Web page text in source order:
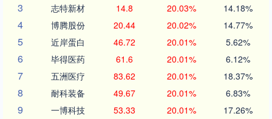
3 志特新材 14.8 20.03% 14.18%
4 博腾股份 20.44 20.02% 14.77%
5 近岸蛋白 46.72 20.01% 5.62%
6 毕得医药 61.6 20.01% 6.12%
7 五洲医疗 83.62 20.01% 18.37%
8 耐科装备 49.67 20.01% 6.83%
9 一博科技 53.33 20.01% 17.26%